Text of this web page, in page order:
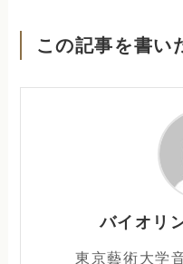
この記事を書い
バイオリ
東京藝術大学